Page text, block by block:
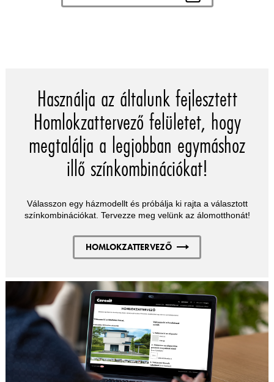
Használja az általunk fejlesztett
Homlokzattervező felületet, hogy
megtalálja a legjobban egymáshoz
illő színkombinációkat!
Válasszon egy házmodellt és próbálja ki rajta a választott
színkombinációkat. Tervezze meg velünk az álomotthonát!
HOMLOKZATTERVEZŐ